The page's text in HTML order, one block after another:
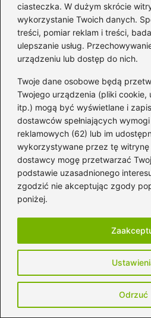
ciasteczka. W dużym skrócie
wykorzystanie Twoich danych.
treści, pomiar reklam i treści,
ulepszanie usług.
urządzeniu lub dostęp do nich.
Twoje dane osobowe będą
Twojego urządzenia (pliki
itp.) mogą być wyświetlane i
dostawców spełniających
reklamowych (62) lub im
wykorzystywane przez tę
dostawcy mogę przetwarzać
podstawie uzasadnionego
zgodzić nie akceptując zgody
poniżej.
Odrzuć
F
a
c
e
b
o
o
k
Pi
nt
er
e
st
X R
e
d
di
t
T
u
m
bl
r
Powiązane wpisy:
Odkryj, jak zmienić
mu niepowtarzalny
Kto pisze teksty
autorzy i ich
Proste kroki, jak
Premium i uniknąć
Odkryj proste
Sposoby na to, jak
i nigdy ich więcej nie
Odkryj emocje i
piosenki dni, których